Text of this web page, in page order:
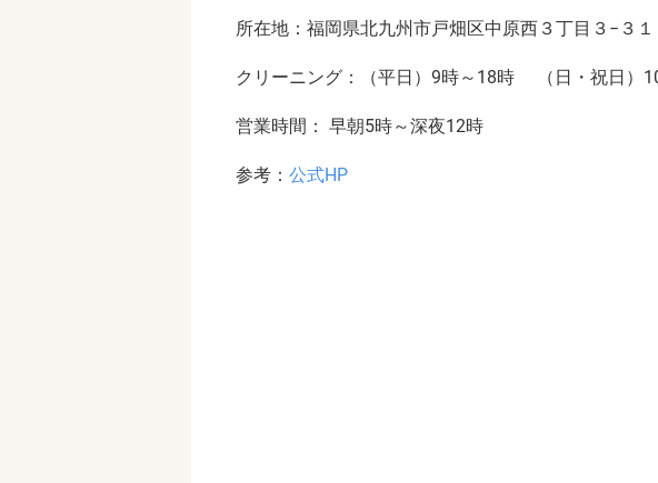
所在地：福岡県北九州市戸畑区中原西３丁目３−３
クリーニング：（平日）9時～18時 ​​​​​​​​​​​​​​​​​​​​​​​​​​​​​​​​​​​​​​ （日・祝日）
営業時間： 早朝5時～深夜12時
参考： 公式HP